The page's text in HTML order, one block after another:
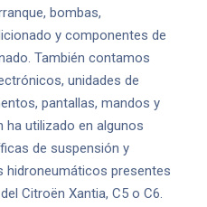
bombas,
y componentes de
También contamos
unidades de
pantallas, mandos y
utilizado en algunos
de suspensión y
presentes
Citroën Xantia, C5 o C6.